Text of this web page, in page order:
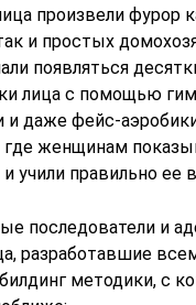
произвели фурор
и простых
появляться
лица с помощью
и даже фейс-
женщинам
и учили правильно ее
последователи и
разработавшие
методики, с